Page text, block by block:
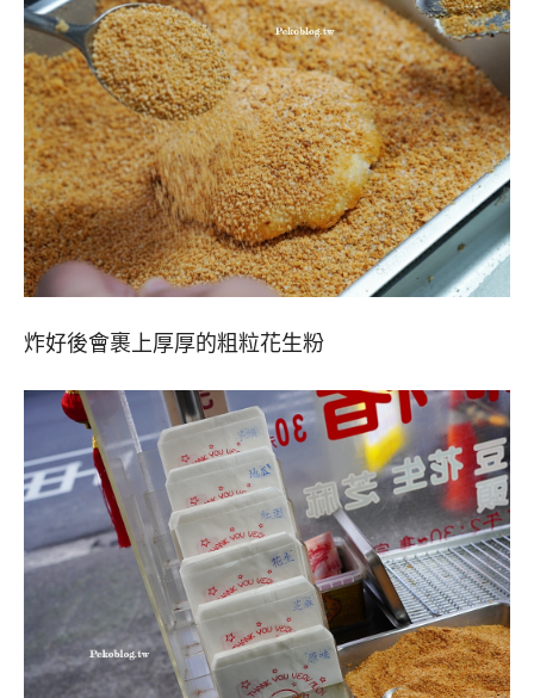
炸好後會裹上厚厚的粗粒花生粉